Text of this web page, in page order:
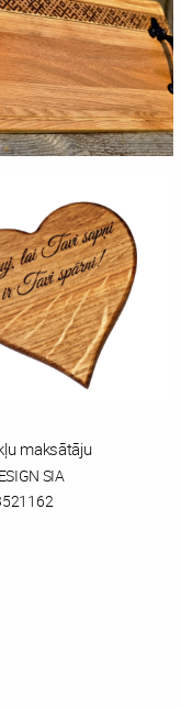
maksātāju
SIA